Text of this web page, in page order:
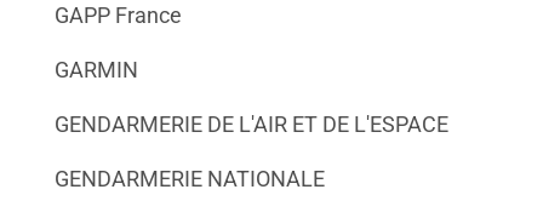
GAPP France
GARMIN
GENDARMERIE DE L'AIR ET DE L'ESPACE
GENDARMERIE NATIONALE